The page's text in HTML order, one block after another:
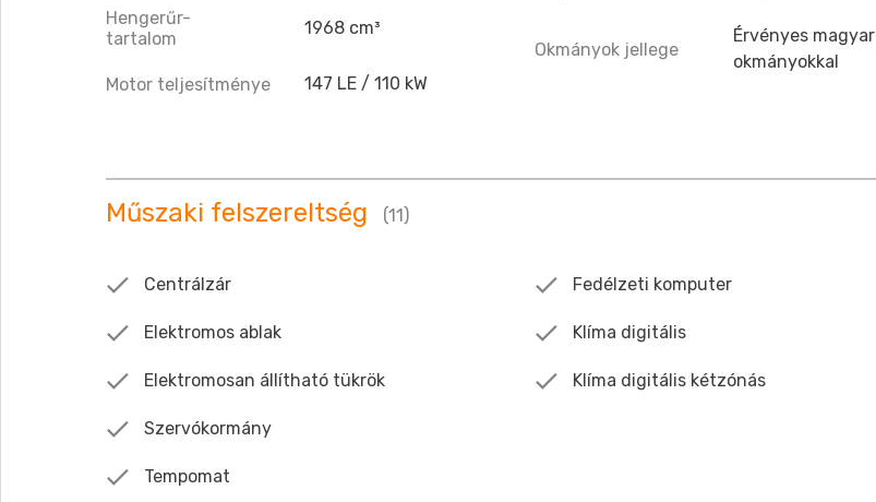
Hengerűr-
tartalom
1968 cm³
Motor teljesítménye 147 LE / 110 kW
Okmányok jellege
Érvényes magyar
okmányokkal
Műszaki felszereltség (11)
Centrálzár
Elektromos ablak
Elektromosan állítható tükrök
Fedélzeti komputer
Klíma digitális
Klíma digitális kétzónás
Szervókormány
Tempomat